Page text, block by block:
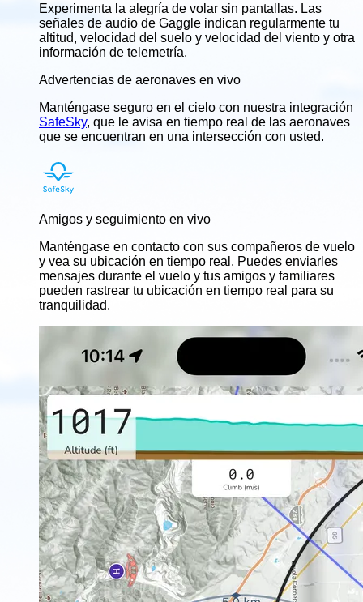
Experimenta la alegría de volar sin pantallas. Las
señales de audio de Gaggle indican regularmente tu
altitud, velocidad del suelo y velocidad del viento y otra
información de telemetría.
Advertencias de aeronaves en vivo
Manténgase seguro en el cielo con nuestra integración
SafeSky, que le avisa en tiempo real de las aeronaves
que se encuentran en una intersección con usted.
Amigos y seguimiento en vivo
Manténgase en contacto con sus compañeros de vuelo
y vea su ubicación en tiempo real. Puedes enviarles
mensajes durante el vuelo y tus amigos y familiares
pueden rastrear tu ubicación en tiempo real para su
tranquilidad.